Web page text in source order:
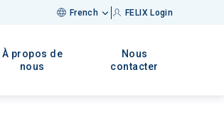
French FELIX Login
À propos de
nous
Nous
contacter